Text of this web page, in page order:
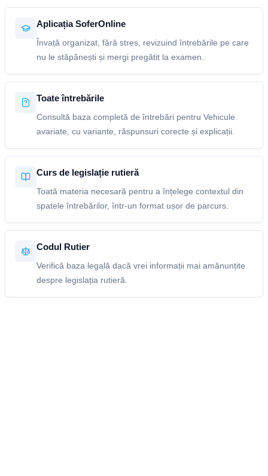
Aplicația SoferOnline
Învață organizat, fără stres, revizuind întrebările pe care
nu le stăpânești și mergi pregătit la examen.
Toate întrebările
Consultă baza completă de întrebări pentru Vehicule
avariate, cu variante, răspunsuri corecte și explicații.
Curs de legislație rutieră
Toată materia necesară pentru a înțelege contextul din
spatele întrebărilor, într-un format ușor de parcurs.
Codul Rutier
Verifică baza legală dacă vrei informații mai amănunțite
despre legislația rutieră.